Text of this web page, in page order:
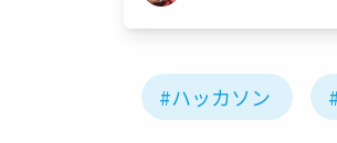
#ハッカソン